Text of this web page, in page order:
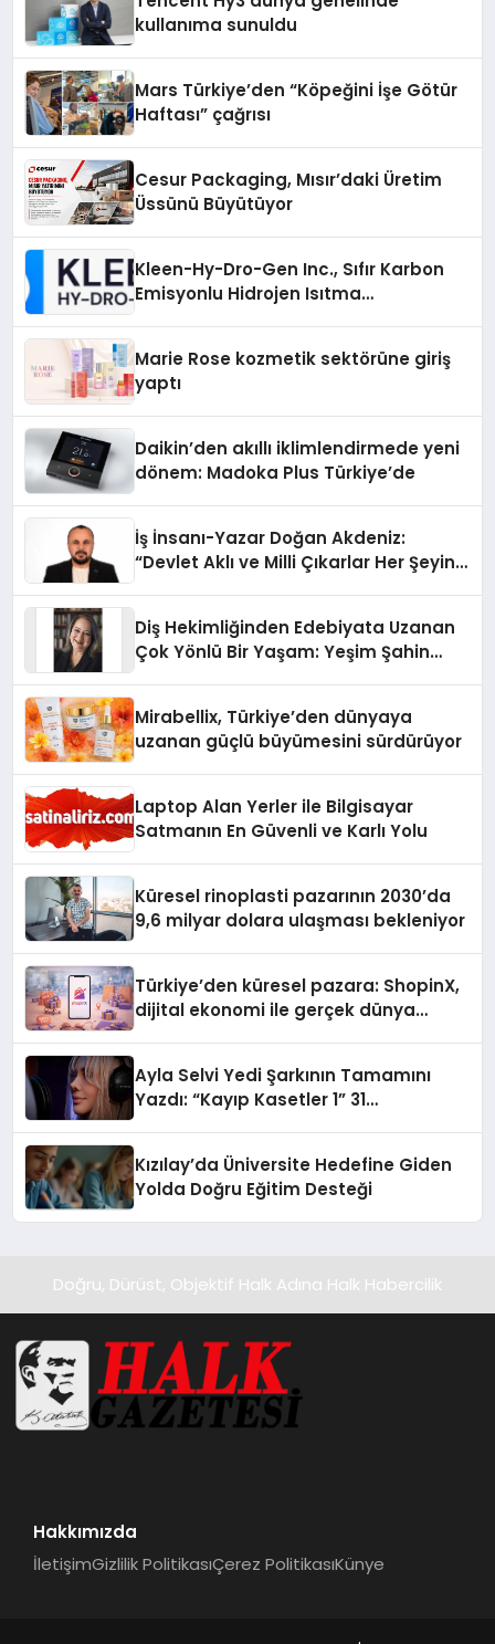
kullanıma sunuldu
Mars Türkiye’den “Köpeğini İşe Götür
Haftası” çağrısı
Cesur Packaging, Mısır’daki Üretim
Üssünü Büyütüyor
Kleen-Hy-Dro-Gen Inc., Sıfır Karbon
Emisyonlu Hidrojen Isıtma
Marie Rose kozmetik sektörüne giriş
yaptı
Daikin’den akıllı iklimlendirmede yeni
dönem: Madoka Plus Türkiye’de
İş İnsanı-Yazar Doğan Akdeniz:
“Devlet Aklı ve Milli Çıkarlar Her Şeyin
Diş Hekimliğinden Edebiyata Uzanan
Çok Yönlü Bir Yaşam: Yeşim Şahin
Mirabellix, Türkiye’den dünyaya
uzanan güçlü büyümesini sürdürüyor
Laptop Alan Yerler ile Bilgisayar
Satmanın En Güvenli ve Karlı Yolu
Küresel rinoplasti pazarının 2030’da
9,6 milyar dolara ulaşması bekleniyor
Türkiye’den küresel pazara: ShopinX,
dijital ekonomi ile gerçek dünya
Ayla Selvi Yedi Şarkının Tamamını
Yazdı: “Kayıp Kasetler 1” 31
Kızılay’da Üniversite Hedefine Giden
Yolda Doğru Eğitim Desteği
Doğru, Dürüst, Objektif Halk Adına Halk Habercilik
Hakkımızda
İletişimGizlilik PolitikasıÇerez PolitikasıKünye